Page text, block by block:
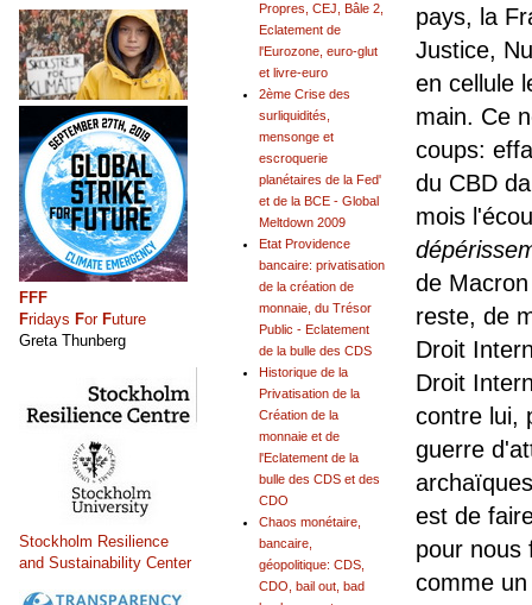
pays, la
Justice,
en cellule
main. Ce
coups:
du CBD
mois
de
reste, de
Droit
Droit
contre lui,
guerre
est de
pour nous
comme
Propres, CEJ, Bâle 2,
Eclatement de
l'Eurozone, euro-glut
et livre-euro
2ème Crise des
surliquidités,
mensonge et
escroquerie
planétaires de la Fed'
et de la BCE - Global
Meltdown 2009
Etat Providence
bancaire: privatisation
de la création de
monnaie, du Trésor
Public - Eclatement
de la bulle des CDS
Historique de la
Privatisation de la
Création de la
monnaie et de
l'Eclatement de la
bulle des CDS et des
CDO
Chaos monétaire,
bancaire,
géopolitique: CDS,
CDO, bail out, bad
FFF
Fridays For Future
Greta Thunberg
Stockholm Resilience
and Sustainability Center